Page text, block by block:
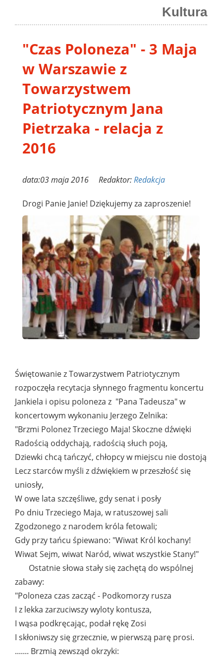
Kultura
"Czas Poloneza" - 3 Maja
w Warszawie z
Towarzystwem
Patriotycznym Jana
Pietrzaka - relacja z
2016
data:03 maja 2016 Redaktor:Redakcja
Drogi Panie Janie! Dziękujemy za zaproszenie!
Świętowanie z Towarzystwem Patriotycznym
rozpoczęła recytacja słynnego fragmentu koncertu
Jankiela i opisu poloneza z "Pana Tadeusza" w
koncertowym wykonaniu Jerzego Zelnika:
"Brzmi Polonez Trzeciego Maja! Skoczne dźwięki
Radością oddychają, radością słuch poją,
Dziewki chcą tańczyć, chłopcy w miejscu nie dostoją
Lecz starców myśli z dźwiękiem w przeszłość się
uniosły,
W owe lata szczęśliwe, gdy senat i posły
Po dniu Trzeciego Maja, w ratuszowej sali
Zgodzonego z narodem króla fetowali;
Gdy przy tańcu śpiewano: "Wiwat Król kochany!
Wiwat Sejm, wiwat Naród, wiwat wszystkie Stany!"
Ostatnie słowa stały się zachętą do wspólnej
zabawy:
"Poloneza czas zacząć - Podkomorzy rusza
I z lekka zarzuciwszy wyloty kontusza,
I wąsa podkręcając, podał rękę Zosi
I skłoniwszy się grzecznie, w pierwszą parę prosi.
....... Brzmią zewsząd okrzyki: